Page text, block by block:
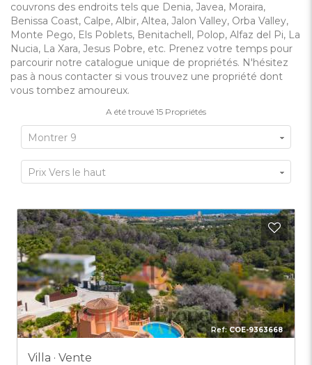
couvrons des endroits tels que Denia, Javea, Moraira,
Benissa Coast, Calpe, Albir, Altea, Jalon Valley, Orba Valley,
Monte Pego, Els Poblets, Benitachell, Polop, Alfaz del Pi, La
Nucia, La Xara, Jesus Pobre, etc. Prenez votre temps pour
parcourir notre catalogue unique de propriétés. N'hésitez
pas à nous contacter si vous trouvez une propriété dont
vous tombez amoureux.
A été trouvé 15 Propriétés
Montrer 9
Prix Vers le haut
Ref:COE-9363668
Villa · Vente